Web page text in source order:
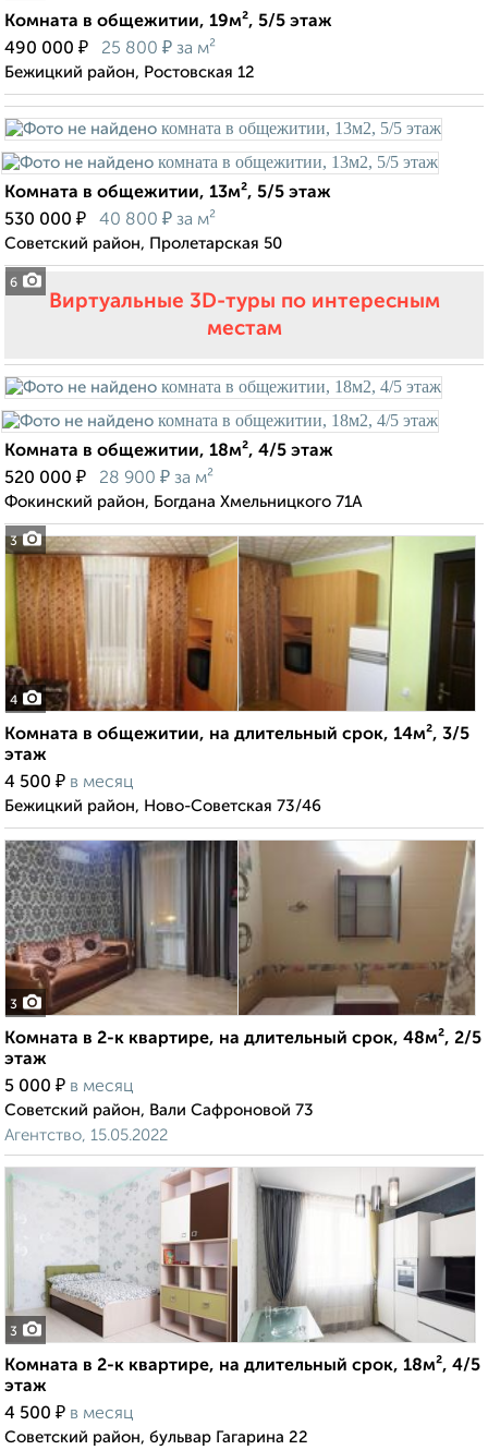
Комната в общежитии, 19м², 5/5 этаж
490 000 ₽ 25 800 ₽ за м²
Бежицкий район, Ростовская 12
6
Комната в общежитии, 13м², 5/5 этаж
530 000 ₽ 40 800 ₽ за м²
Советский район, Пролетарская 50
Виртуальные 3D-туры по интересным
местам
3
Комната в общежитии, 18м², 4/5 этаж
520 000 ₽ 28 900 ₽ за м²
Фокинский район, Богдана Хмельницкого 71А
4
Комната в общежитии, на длительный срок, 14м², 3/5
этаж
4 500 ₽ в месяц
Бежицкий район, Ново-Советская 73/46
3
Комната в 2-к квартире, на длительный срок, 48м², 2/5
этаж
5 000 ₽ в месяц
Советский район, Вали Сафроновой 73
Агентство, 15.05.2022
3
Комната в 2-к квартире, на длительный срок, 18м², 4/5
этаж
4 500 ₽ в месяц
Советский район, бульвар Гагарина 22